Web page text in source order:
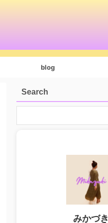
blog
Search
みかづき